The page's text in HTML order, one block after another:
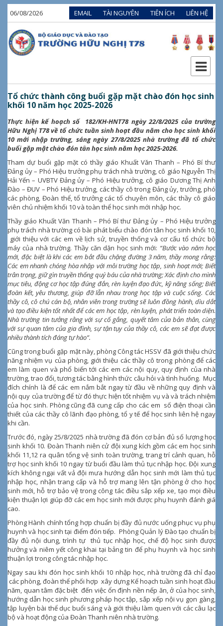
06/08/2026 EMAIL TÀI NGUYÊN TIÊN ÍCH LIÊN HỆ
Tổ chức thành công buổi gặp mặt chào đón học sinh
khối 10 năm học 2025-2026
Thực hiện kế hoạch số 182/KH-HNT78 ngày 22/8/2025 của trường
Hữu Nghị T78 về tổ chức tuần sinh hoạt đầu năm cho học sinh khối
10 mới nhập trường, sáng ngày 27/8/2025 nhà trường đã tổ chức
buổi gặp mặt chào đón tân học sinh năm học 2025-2026.
Tham dự buổi gặp mặt có thầy giáo Khuất Văn Thanh – Phó Bí thư
Đảng ủy – Phó Hiệu trưởng phụ trách nhà trường, cô giáo Nguyễn Thị
Hải Yến – UVBTV Đảng ủy – Phó Hiệu trưởng, cô giáo Dương Thị Anh
Đào – ĐUV – Phó Hiệu trưởng, các thầy cô trong Đảng ủy, trưởng, phó
các phòng, Đoàn thể, tổ trưởng các tổ chuyên môn, các thầy cô giáo
viên chủ nhiệm khối 10 và toàn thể học sinh mới nhập học.
Thầy giáo Khuất Văn Thanh – Phó Bí thư Đảng ủy – Phó Hiệu trưởng
phụ trách nhà trường có bài phát biểu chào đón tân học sinh khối 10,
giới thiệu với các em về lịch sử, truyền thống và cơ cấu tổ chức bộ
máy của nhà trường. Thầy căn dặn học sinh mới: “Bước vào năm học
mới, đặc biệt là khi các em bắt đầu chặng đường 3 năm, thầy mong rằng:
Các em nhanh chóng hòa nhập với môi trường học tập, sinh hoạt mới; Biết
trân trọng, giữ gìn truyền thống quý báu của nhà trường; Xác định cho mình
mục tiêu, động cơ học tập đúng đắn, rèn luyện đạo đức, kỹ năng sống; Biết
đoàn kết, yêu thương, giúp đỡ lẫn nhau trong học tập và cuộc sống. Các
thầy cô, cô chú cán bộ, nhân viên trong trường sẽ luôn đồng hành, dìu dắt
và tạo điều kiện tốt nhất để các em học tập, rèn luyện, phát triển toàn diện.
Nhà trường tin tưởng rằng với sự cố gắng, quyết tâm của bản thân, cùng
với sự quan tâm của gia đình, sự tận tụy của thầy cô, các em sẽ đạt được
nhiều thành tích đáng tự hào”.
Cũng trong buổi gặp mặt này, phòng Công tác HSSV đã giới thiệu chức
năng nhiệm vụ của phòng, giới thiệu các thầy cô trong phòng để các
em làm quen và phổ biến tới các em các nội quy, quy định của nhà
trường, trao đổi, tương tác bằng hình thức câu hỏi và tình huống. Mục
đích chính là để các em nắm bắt ngay từ đầu về những quy định và
nội quy của trường để từ đó thực hiện tốt nhiệm vụ và và trách nhiệm
của học sinh. Phòng cũng đã cung cấp cho các em số điện thoại cần
thiết của các thầy cô lãnh đạo phòng, tổ y tế để học sinh liên hệ ngay
khi cần.
Trước đó, ngày 25/8/2025 nhà trường đã đón cơ bản đủ số lượng học
sinh khối 10. Đoàn Thanh niên cử đội xung kích gồm các em học sinh
khối 11,12 ra quân tổng vệ sinh toàn trường, trang trí cảnh quan, hỗ
trợ học sinh khối 10 ngay từ buổi đầu làm thủ tục nhập học. Đội xung
kích không ngại vất vả đội mưa hướng dẫn học sinh mới làm thủ tục
nhập học, nhận trang cấp và hỗ trợ mang lên tận phòng ở cho học
sinh mới, hỗ trợ bảo vệ trong công tác điều sắp xếp xe, tạo mọi điều
kiện thuận lợi giúp đỡ các em học sinh mới được phụ huynh đánh giá
cao.
Phòng Hành chính tổng hợp chuẩn bị đầy đủ nước uống phục vụ phụ
huynh và học sinh tại điểm đón tiếp. Phòng Quản lý Đào tạo chuẩn bị
đầy đủ nội dung, trình tự thủ tục nhập học, chế độ học sinh được
hưởng và niêm yết công khai tại bảng tin để phụ huynh và học sinh
thuận lợi trong công tác nhập học.
Ngay sau khi đón học sinh khối 10 nhập học, nhà trường đã chỉ đạo
các phòng, đoàn thể phối hợp xây dựng Kế hoạch tuần sinh hoạt đầu
năm, quan tâm đặc biệt đến việc ổn định nền nếp ăn, ở của học sinh,
hướng dẫn học sinh phương pháp học tập, sắp xếp nội vụ gọn gàng,
tập luyện bài thể dục buổi sáng và giới thiệu làm quen với các câu lạc
bộ và hoạt động của Đoàn Thanh niên nhà trường.